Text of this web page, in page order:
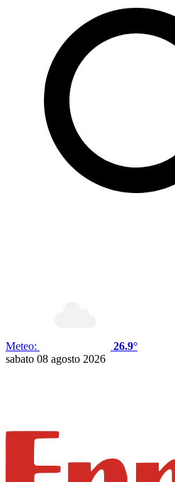
Meteo:
26.9°
sabato 08 agosto 2026